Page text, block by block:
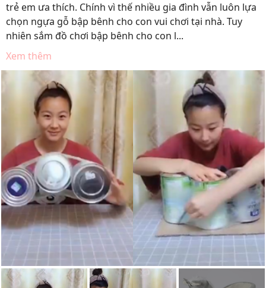
trẻ em ưa thích. Chính vì thế nhiều gia đình vẫn luôn lựa
chọn ngựa gỗ bập bênh cho con vui chơi tại nhà. Tuy
nhiên sắm đồ chơi bập bênh cho con l...
Xem thêm